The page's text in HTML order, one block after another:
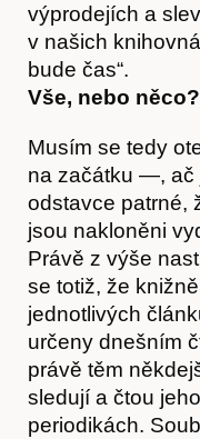
výprodejích a
v našich
bude čas“.
Vše, nebo něco?
Musím se tedy
na začátku —, ač
odstavce patrné,
jsou nakloněni
Právě z výše
se totiž, že
jednotlivých
určeny dnešním
právě těm
sledují a čtou
periodikách.